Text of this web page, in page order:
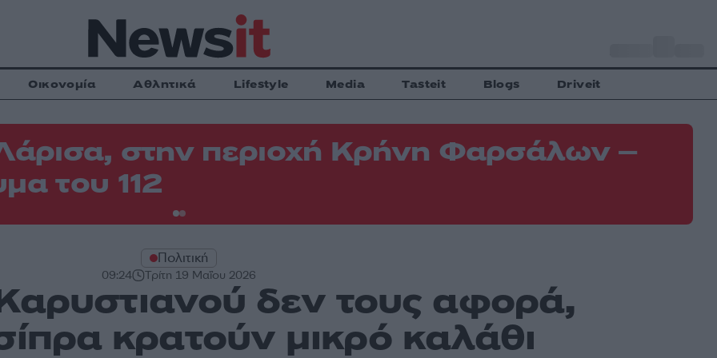
Οικονομία Αθλητικά Lifestyle Media Tasteit Blogs Driveit
στην περιοχή Κρήνη Φαρσάλων –
του 112
Πολιτική
09:24 Τρίτη 19 Μαΐου 2026
δεν τους αφορά,
κρατούν μικρό καλάθι